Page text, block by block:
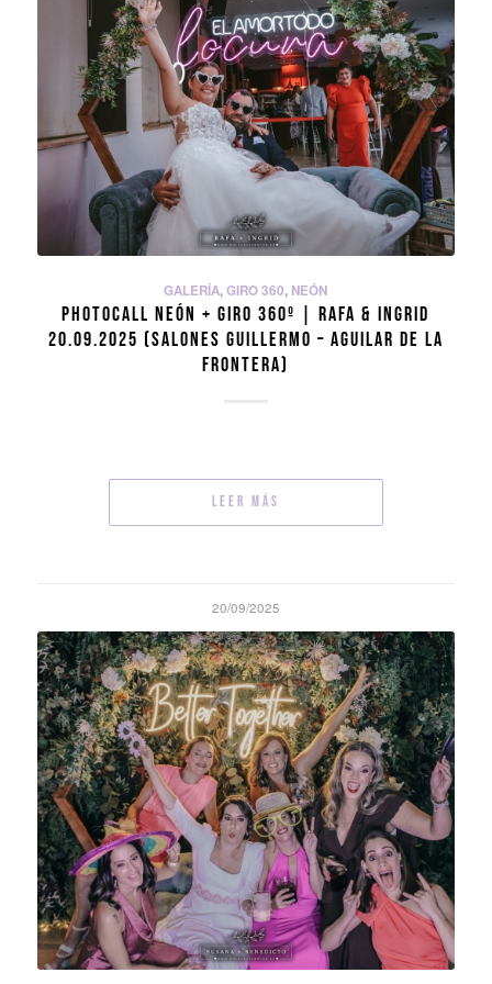
GALERÍA,GIRO 360, NEÓN
PHOTOCALL NEÓN + GIRO 360º | RAFA & INGRID
20.09.2025 (SALONES GUILLERMO – AGUILAR DE LA
FRONTERA)
Leer más
20/09/2025